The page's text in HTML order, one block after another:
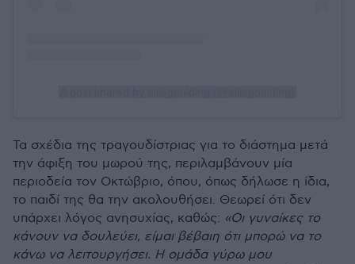
Τα σχέδια της τραγουδίστριας για το διάστημα μετά
την άφιξη του μωρού της, περιλαμβάνουν μία
περιοδεία τον Οκτώβριο, όπου, όπως δήλωσε η ίδια,
το παιδί της θα την ακολουθήσει. Θεωρεί ότι δεν
υπάρχει λόγος ανησυχίας, καθώς: «Οι γυναίκες το
κάνουν να δουλεύει, είμαι βέβαιη ότι μπορώ να το
κάνω να λειτουργήσει. Η ομάδα γύρω μου